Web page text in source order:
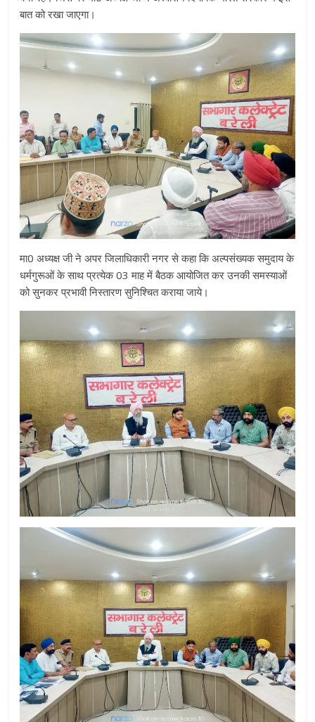
बात को रखा जाएगा।
मा0 अध्यक्ष जी ने अपर जिलाधिकारी नगर से कहा कि अल्पसंख्यक समुदाय के
धर्मगुरूओं के साथ प्रत्येक 03 माह में बैठक आयोजित कर उनकी समस्याओं
को सुनकर प्रभावी निस्तारण सुनिश्चित कराया जाये।